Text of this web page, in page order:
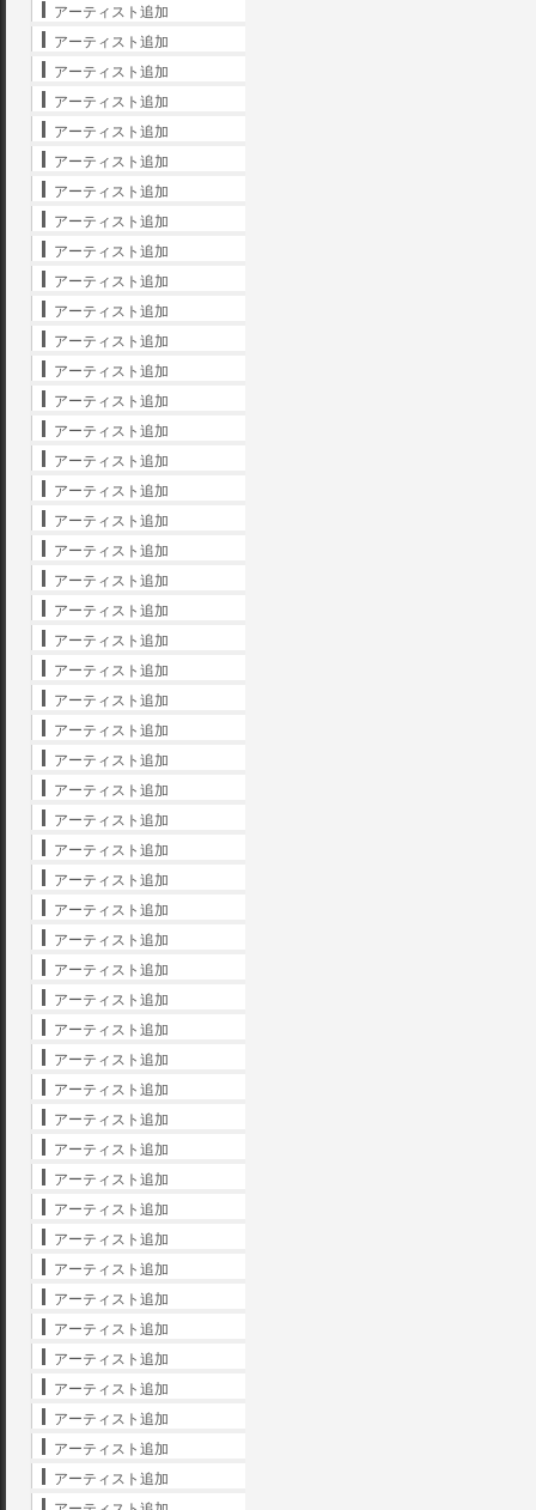
アーティスト追加
アーティスト追加
アーティスト追加
アーティスト追加
アーティスト追加
アーティスト追加
アーティスト追加
アーティスト追加
アーティスト追加
アーティスト追加
アーティスト追加
アーティスト追加
アーティスト追加
アーティスト追加
アーティスト追加
アーティスト追加
アーティスト追加
アーティスト追加
アーティスト追加
アーティスト追加
アーティスト追加
アーティスト追加
アーティスト追加
アーティスト追加
アーティスト追加
アーティスト追加
アーティスト追加
アーティスト追加
アーティスト追加
アーティスト追加
アーティスト追加
アーティスト追加
アーティスト追加
アーティスト追加
アーティスト追加
アーティスト追加
アーティスト追加
アーティスト追加
アーティスト追加
アーティスト追加
アーティスト追加
アーティスト追加
アーティスト追加
アーティスト追加
アーティスト追加
アーティスト追加
アーティスト追加
アーティスト追加
アーティスト追加
アーティスト追加